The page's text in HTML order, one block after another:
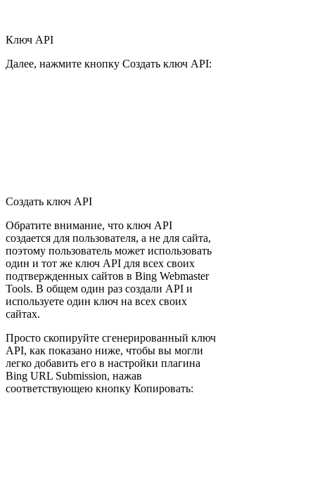
Ключ API
Далее, нажмите кнопку Создать ключ API:
Создать ключ API
Обратите внимание, что ключ API
создается для пользователя, а не для сайта,
поэтому пользователь может использовать
один и тот же ключ API для всех своих
подтвержденных сайтов в Bing Webmaster
Tools. В общем один раз создали API и
используете один ключ на всех своих
сайтах.
Просто скопируйте сгенерированный ключ
API, как показано ниже, чтобы вы могли
легко добавить его в настройки плагина
Bing URL Submission, нажав
соответствующею кнопку Копировать: